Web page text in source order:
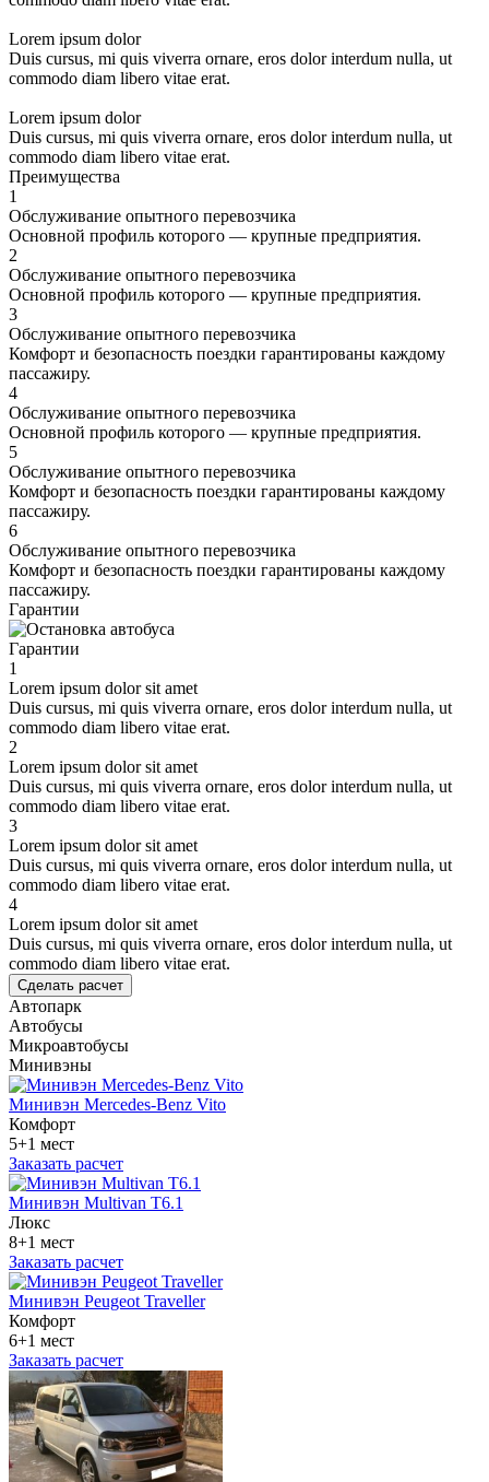
Lorem ipsum dolor
Duis cursus, mi quis viverra ornare, eros dolor interdum nulla, ut
commodo diam libero vitae erat.
Lorem ipsum dolor
Duis cursus, mi quis viverra ornare, eros dolor interdum nulla, ut
commodo diam libero vitae erat.
Преимущества
1
Обслуживание опытного перевозчика
Основной профиль которого — крупные предприятия.
2
Обслуживание опытного перевозчика
Основной профиль которого — крупные предприятия.
3
Обслуживание опытного перевозчика
Комфорт и безопасность поездки гарантированы каждому
пассажиру.
4
Обслуживание опытного перевозчика
Основной профиль которого — крупные предприятия.
5
Обслуживание опытного перевозчика
Комфорт и безопасность поездки гарантированы каждому
пассажиру.
6
Обслуживание опытного перевозчика
Комфорт и безопасность поездки гарантированы каждому
пассажиру.
Гарантии
Гарантии
1
Lorem ipsum dolor sit amet
Duis cursus, mi quis viverra ornare, eros dolor interdum nulla, ut
commodo diam libero vitae erat.
2
Lorem ipsum dolor sit amet
Duis cursus, mi quis viverra ornare, eros dolor interdum nulla, ut
commodo diam libero vitae erat.
3
Lorem ipsum dolor sit amet
Duis cursus, mi quis viverra ornare, eros dolor interdum nulla, ut
commodo diam libero vitae erat.
4
Lorem ipsum dolor sit amet
Duis cursus, mi quis viverra ornare, eros dolor interdum nulla, ut
commodo diam libero vitae erat.
Сделать расчет
Автопарк
Автобусы
Микроавтобусы
Минивэны
Минивэн Mercedes-Benz Vito
Комфорт
5+1 мест
Заказать расчет
Минивэн Multivan Т6.1
Люкс
8+1 мест
Заказать расчет
Минивэн Peugeot Traveller
Комфорт
6+1 мест
Заказать расчет